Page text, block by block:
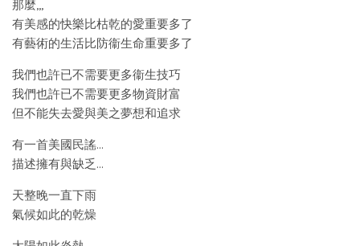
那麼,,,
有美感的快樂比枯乾的愛重要多了
有藝術的生活比防衞生命重要多了
我們也許已不需要更多衞生技巧
我們也許已不需要更多物資財富
但不能失去愛與美之夢想和追求
有一首美國民謠…
描述擁有與缺乏…
天整晚一直下雨
氣候如此的乾燥